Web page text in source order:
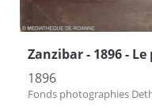
Zanzibar - 1896 -
1896
Fonds photographies